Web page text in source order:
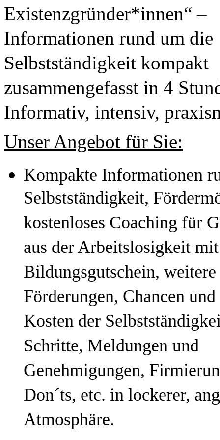
Existenzgründer*innen“ –
Informationen rund um die
Selbstständigkeit kompakt
zusammengefasst in 4
Informativ, intensiv,
Unser Angebot für Sie:
Kompakte Informationen
Selbstständigkeit,
kostenloses Coaching für
aus der Arbeitslosigkeit mit
Bildungsgutschein,
Förderungen, Chancen
Kosten der
Schritte, Meldungen und
Genehmigungen,
Don´ts, etc. in lockerer,
Atmosphäre.